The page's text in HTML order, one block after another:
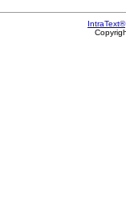
IntraText®